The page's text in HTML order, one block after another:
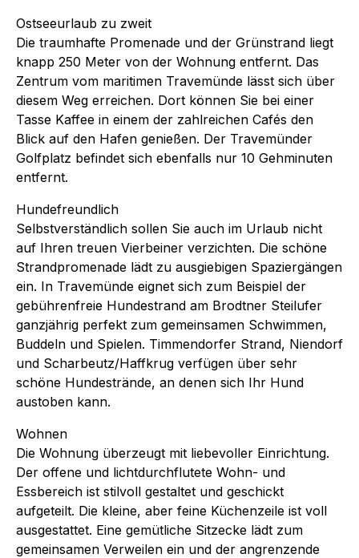
Ostseeurlaub zu zweit
Die traumhafte Promenade und der Grünstrand liegt
knapp 250 Meter von der Wohnung entfernt. Das
Zentrum vom maritimen Travemünde lässt sich über
diesem Weg erreichen. Dort können Sie bei einer
Tasse Kaffee in einem der zahlreichen Cafés den
Blick auf den Hafen genießen. Der Travemünder
Golfplatz befindet sich ebenfalls nur 10 Gehminuten
entfernt.
Hundefreundlich
Selbstverständlich sollen Sie auch im Urlaub nicht
auf Ihren treuen Vierbeiner verzichten. Die schöne
Strandpromenade lädt zu ausgiebigen Spaziergängen
ein. In Travemünde eignet sich zum Beispiel der
gebührenfreie Hundestrand am Brodtner Steilufer
ganzjährig perfekt zum gemeinsamen Schwimmen,
Buddeln und Spielen. Timmendorfer Strand, Niendorf
und Scharbeutz/Haffkrug verfügen über sehr
schöne Hundestrände, an denen sich Ihr Hund
austoben kann.
Wohnen
Die Wohnung überzeugt mit liebevoller Einrichtung.
Der offene und lichtdurchflutete Wohn- und
Essbereich ist stilvoll gestaltet und geschickt
aufgeteilt. Die kleine, aber feine Küchenzeile ist voll
ausgestattet. Eine gemütliche Sitzecke lädt zum
gemeinsamen Verweilen ein und der angrenzende